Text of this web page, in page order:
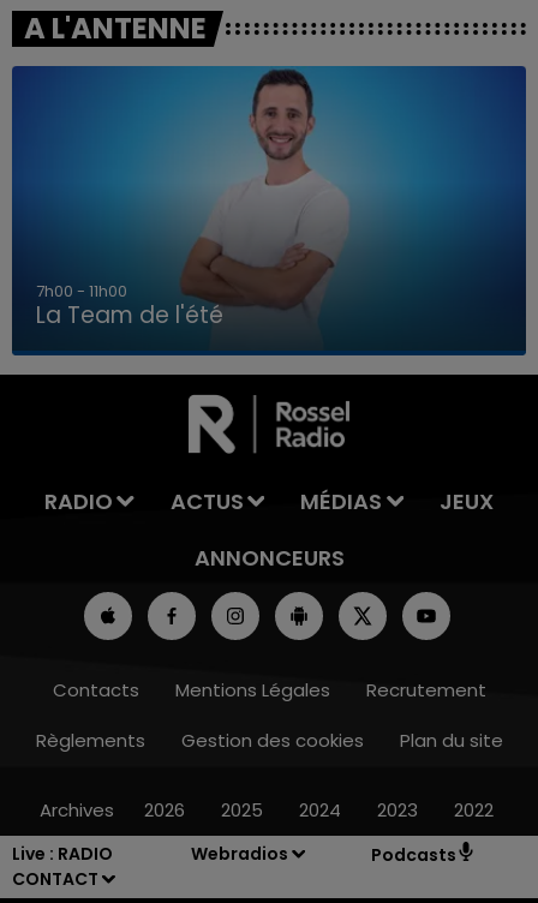
Live : RADIO
CONTACT
Webradios Podcasts
LA TEAM DE L'ÉTÉ
A L'ANTENNE
7h00 - 11h00
La Team de l'été
RADIO ACTUS MÉDIAS
JEUX
ANNONCEURS
Contacts Mentions Légales
Recrutement
Règlements
Gestion des cookies Plan du site
Archives 2026 2025 2024 2023 2022